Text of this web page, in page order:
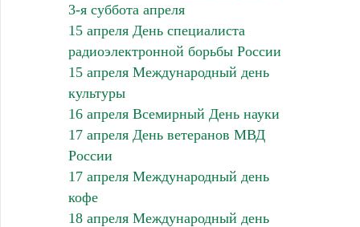
3-я суббота апреля
15 апреля День специалиста
радиоэлектронной борьбы России
15 апреля Международный день
культуры
16 апреля Всемирный День науки
17 апреля День ветеранов МВД
России
17 апреля Международный день
кофе
18 апреля Международный день